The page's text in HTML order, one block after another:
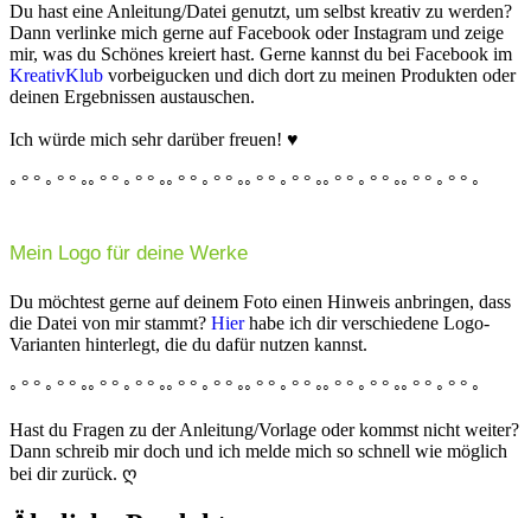
Du hast eine Anleitung/Datei genutzt, um selbst kreativ zu werden?
Dann verlinke mich gerne auf Facebook oder Instagram und zeige
mir, was du Schönes kreiert hast. Gerne kannst du bei Facebook im
KreativKlub vorbeigucken und dich dort zu meinen Produkten oder
deinen Ergebnissen austauschen.
Ich würde mich sehr darüber freuen! ♥
◦ ° ° ◦ ° ° ◦◦ ° ° ◦ ° ° ◦◦ ° ° ◦ ° ° ◦◦ ° ° ◦ ° ° ◦◦ ° ° ◦ ° ° ◦◦ ° ° ◦ ° ° ◦
Mein Logo für deine Werke
Du möchtest gerne auf deinem Foto einen Hinweis anbringen, dass
die Datei von mir stammt? Hierhabe ich dir verschiedene Logo-
Varianten hinterlegt, die du dafür nutzen kannst.
◦ ° ° ◦ ° ° ◦◦ ° ° ◦ ° ° ◦◦ ° ° ◦ ° ° ◦◦ ° ° ◦ ° ° ◦◦ ° ° ◦ ° ° ◦◦ ° ° ◦ ° ° ◦
Hast du Fragen zu der Anleitung/Vorlage oder kommst nicht weiter?
Dann schreib mir doch und ich melde mich so schnell wie möglich
bei dir zurück. ღ